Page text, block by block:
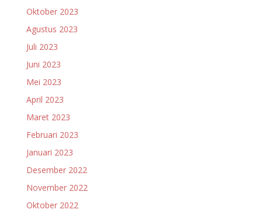
Oktober 2023
Agustus 2023
Juli 2023
Juni 2023
Mei 2023
April 2023
Maret 2023
Februari 2023
Januari 2023
Desember 2022
November 2022
Oktober 2022